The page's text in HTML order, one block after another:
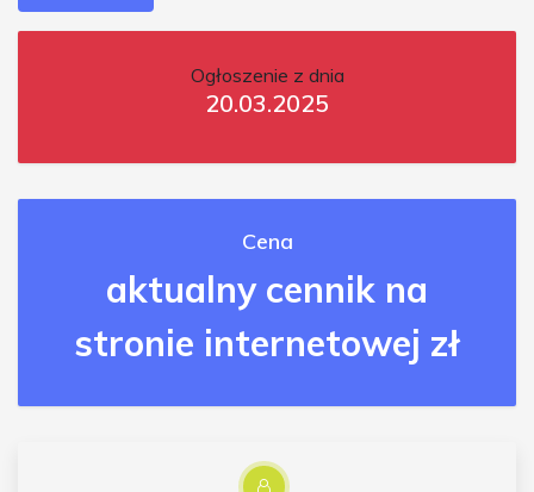
Ogłoszenie z dnia
20.03.2025
Cena
aktualny cennik na
stronie internetowej zł